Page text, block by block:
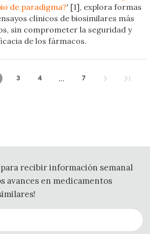
de paradigma?' [1], explora formas
clínicos de biosimilares más
sin comprometer la seguridad y
de los fármacos.
3 4 ... 7
para recibir información semanal
avances en medicamentos